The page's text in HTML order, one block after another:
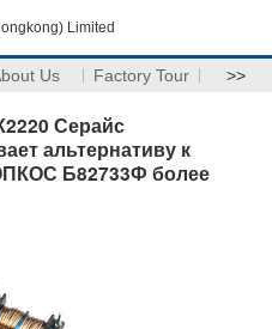
Limited
Us Factory Tour >>
Серайс
альтернативу к
Б82733Ф более